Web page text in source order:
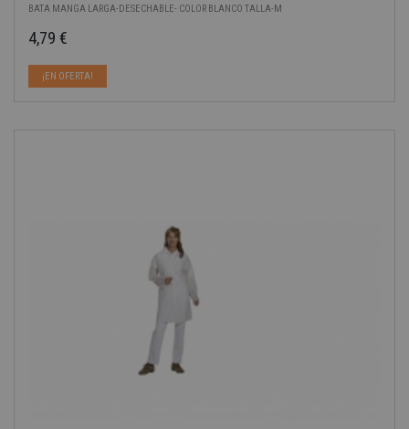
BATA MANGA LARGA-DESECHABLE- COLOR BLANCO TALLA-M
4,79 €
¡EN OFERTA!